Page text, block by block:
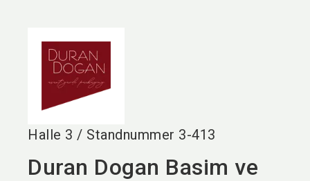
Halle 3 / Standnummer 3-413
Duran Dogan Basim ve